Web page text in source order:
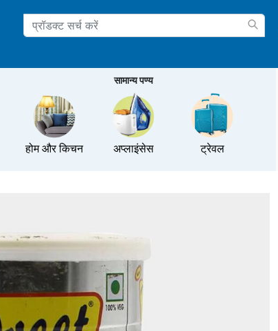
सामान्य पण्य
होम और किचन अप्लाइंसेस ट्रेवल